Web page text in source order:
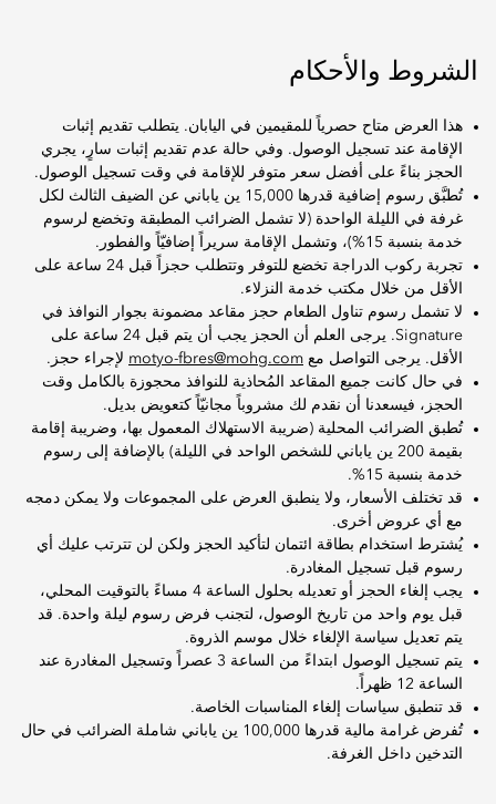
الشروط والأحكام
هذا العرض متاح حصرياً للمقيمين في اليابان. يتطلب تقديم إثبات
الإقامة عند تسجيل الوصول. وفي حالة عدم تقديم إثبات سارٍ، يجري
الحجز بناءً على أفضل سعر متوفر للإقامة في وقت تسجيل الوصول.
تُطبَّق رسوم إضافية قدرها 15,000 ين ياباني عن الضيف الثالث لكل
غرفة في الليلة الواحدة (لا تشمل الضرائب المطبقة وتخضع لرسوم
خدمة بنسبة 15%)، وتشمل الإقامة سريراً إضافيّاً والفطور.
تجربة ركوب الدراجة تخضع للتوفر وتتطلب حجزاً قبل 24 ساعة على
الأقل من خلال مكتب خدمة النزلاء.
لا تشمل رسوم تناول الطعام حجز مقاعد مضمونة بجوار النوافذ في
Signature. يرجى العلم أن الحجز يجب أن يتم قبل 24 ساعة على
الأقل. يرجى التواصل مع motyo-fbres@mohg.com لإجراء حجز.
في حال كانت جميع المقاعد المُحاذية للنوافذ محجوزة بالكامل وقت
الحجز، فيسعدنا أن نقدم لك مشروباً مجانيّاً كتعويض بديل.
تُطبق الضرائب المحلية (ضريبة الاستهلاك المعمول بها، وضريبة إقامة
بقيمة 200 ين ياباني للشخص الواحد في الليلة) بالإضافة إلى رسوم
خدمة بنسبة 15%.
قد تختلف الأسعار، ولا ينطبق العرض على المجموعات ولا يمكن دمجه
مع أي عروض أخرى.
يُشترط استخدام بطاقة ائتمان لتأكيد الحجز ولكن لن تترتب عليك أي
رسوم قبل تسجيل المغادرة.
يجب إلغاء الحجز أو تعديله بحلول الساعة 4 مساءً بالتوقيت المحلي،
قبل يوم واحد من تاريخ الوصول، لتجنب فرض رسوم ليلة واحدة. قد
يتم تعديل سياسة الإلغاء خلال موسم الذروة.
يتم تسجيل الوصول ابتداءً من الساعة 3 عصراً وتسجيل المغادرة عند
الساعة 12 ظهراً.
قد تنطبق سياسات إلغاء المناسبات الخاصة.
تُفرض غرامة مالية قدرها 100,000 ين ياباني شاملة الضرائب في حال
التدخين داخل الغرفة.